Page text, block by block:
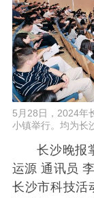
5月28日，2024年
小镇举行。均为长
长沙晚报
运源 通讯员
长沙市科技活